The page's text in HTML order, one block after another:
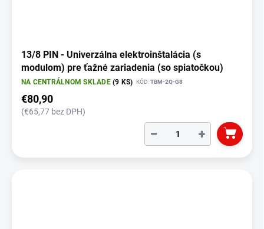
13/8 PIN - Univerzálna elektroinštalácia (s
modulom) pre ťažné zariadenia (so spiatočkou)
NA CENTRÁLNOM SKLADE(9 KS) KÓD:TBM-2Q-G8
€80,90
(€65,77 bez DPH)
+
−